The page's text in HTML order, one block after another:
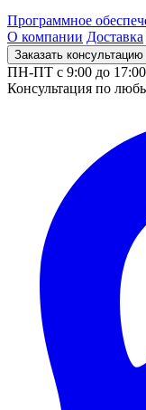
Программное
О компании Доставка
Заказать консультацию
ПН-ПТ с 9:00 до 17:00
Консультация по